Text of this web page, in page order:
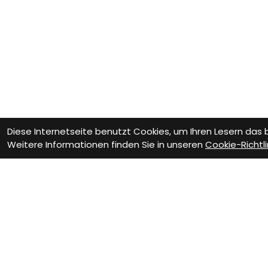
Diese Internetseite benutzt Cookies, um Ihren Lesern
Weitere Informationen finden Sie in unseren Cookie-